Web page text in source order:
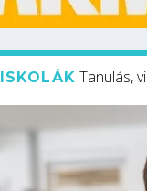
ISKOLÁK Tanulás,